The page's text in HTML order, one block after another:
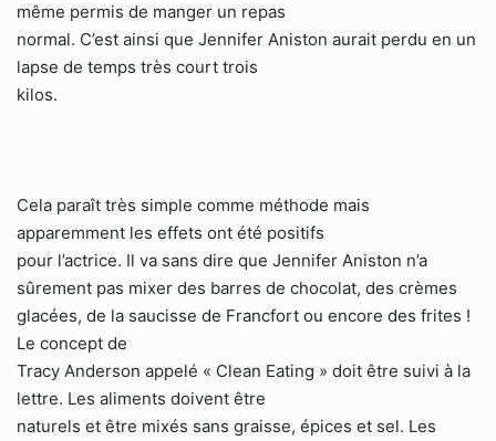
même permis de manger un repas
normal. C’est ainsi que Jennifer Aniston aurait perdu en un
lapse de temps très court trois
kilos.
Cela paraît très simple comme méthode mais
apparemment les effets ont été positifs
pour l’actrice. Il va sans dire que Jennifer Aniston n’a
sûrement pas mixer des barres de chocolat, des crèmes
glacées, de la saucisse de Francfort ou encore des frites !
Le concept de
Tracy Anderson appelé « Clean Eating » doit être suivi à la
lettre. Les aliments doivent être
naturels et être mixés sans graisse, épices et sel. Les